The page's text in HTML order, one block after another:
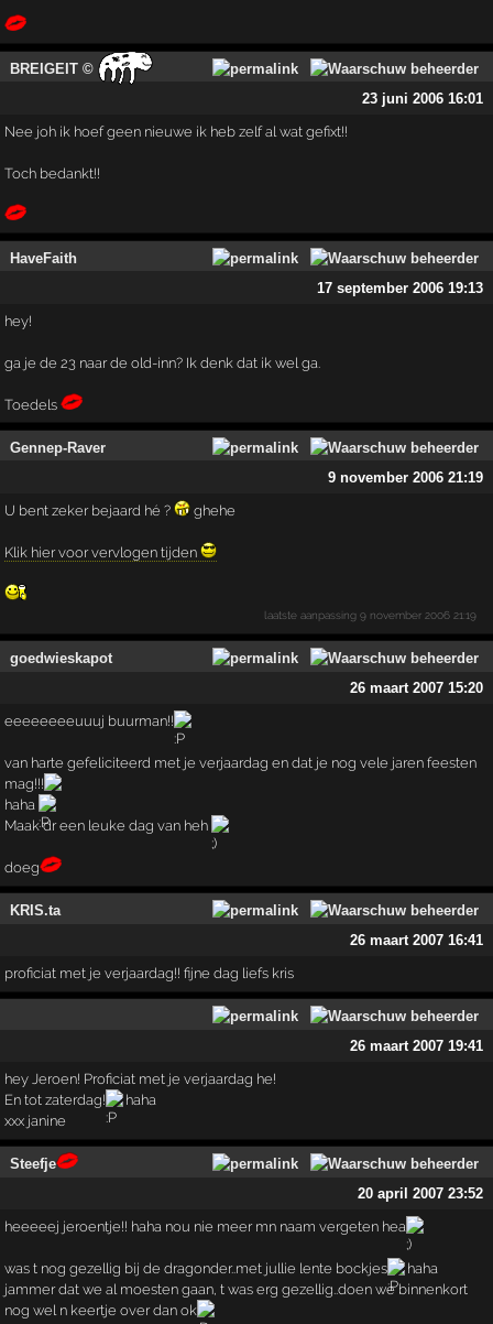
BREIGEIT ©
23 juni 2006 16:01
Nee joh ik hoef geen nieuwe ik heb zelf al wat gefixt!!
Toch bedankt!!
HaveFaith
17 september 2006 19:13
hey!
ga je de 23 naar de old-inn? Ik denk dat ik wel ga.
Toedels
Gennep-Raver
9 november 2006 21:19
U bent zeker bejaard hé ? ghehe
Klik hier voor vervlogen tijden
laatste aanpassing9 november 2006 21:19
goedwieskapot
26 maart 2007 15:20
eeeeeeeeuuuj buurman!!
van harte gefeliciteerd met je verjaardag en dat je nog vele jaren feesten
mag!!!
haha
Maak dr een leuke dag van heh
doeg
KRIS.ta
26 maart 2007 16:41
proficiat met je verjaardag!! fijne dag liefs kris
26 maart 2007 19:41
hey Jeroen! Proficiat met je verjaardag he!
En tot zaterdag!
haha
xxx janine
Steefje
20 april 2007 23:52
heeeeej jeroentje!! haha nou nie meer mn naam vergeten hea
was t nog gezellig bij de dragonder..met jullie lente bockjes
haha
jammer dat we al moesten gaan, t was erg gezellig..doen we binnenkort
nog wel n keertje over dan ok